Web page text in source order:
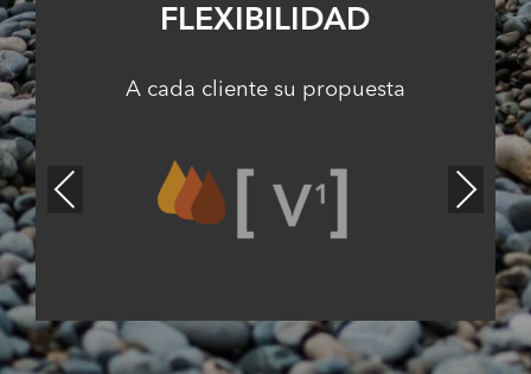
FLEXIBILIDAD
A cada cliente su propuesta
Previous Next